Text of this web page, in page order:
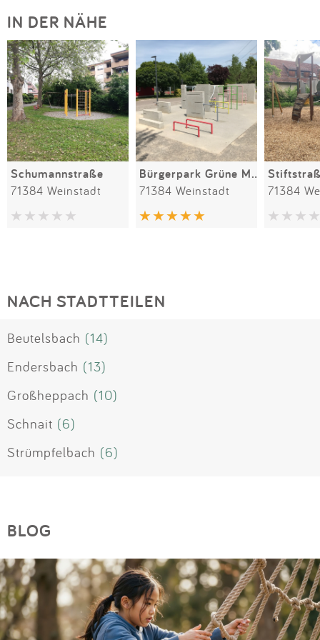
IN DER NÄHE
Schumannstraße
71384 Weinstadt
Bürgerpark Grüne Mitte
71384 Weinstadt 71384
NACH STADTTEILEN
Beutelsbach (14)
Endersbach (13)
Großheppach (10)
Schnait (6)
Strümpfelbach (6)
BLOG